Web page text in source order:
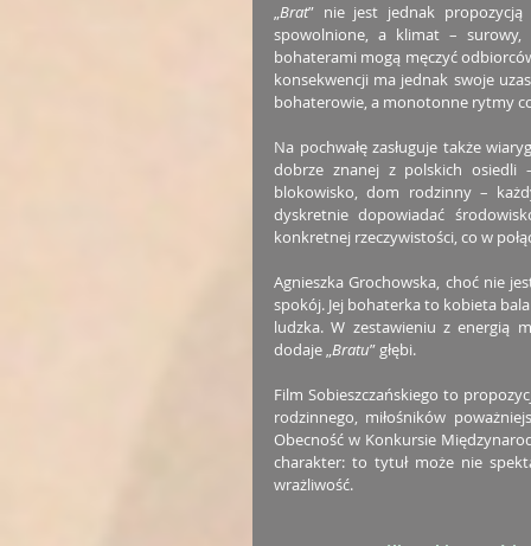
„Brat” nie jest jednak propozycją
spowolnione, a klimat – surowy,
bohaterami mogą męczyć
konsekwencji ma jednak swoje
bohaterowie, a monotonne rytmy
Na pochwałę zasługuje także
dobrze znanej z polskich osiedli
blokowisko, dom rodzinny –
dyskretnie dopowiadać
konkretnej rzeczywistości, co w
Agnieszka Grochowska, choć nie
spokój. Jej bohaterka to kobieta
ludzka. W zestawieniu z energią
dodaje „Bratu” głębi.
Film Sobieszczańskiego to
rodzinnego, miłośników
Obecność w Konkursie
charakter: to tytuł może nie
wrażliwość.